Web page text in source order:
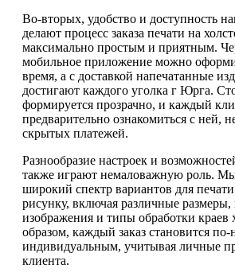
Во-вторых, удобство и доступность
делают процесс заказа печати на
максимально простым и приятным.
мобильное приложение можно
время, а с доставкой напечатанные
достигают каждого уголка г Юрга.
формируется прозрачно, и каждый
предварительно ознакомиться с ней,
скрытых платежей.
Разнообразие настроек и
также играют немаловажную роль.
широкий спектр вариантов для
рисунку, включая различные размеры,
изображения и типы обработки краев
образом, каждый заказ становится
индивидуальным, учитывая личные
клиента.